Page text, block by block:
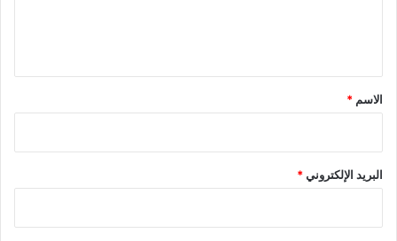
*
الاسم *
البريد الإلكتروني*